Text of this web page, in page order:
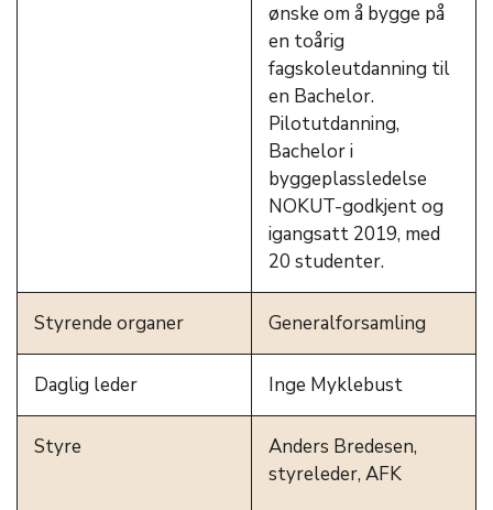
ønske om å bygge på
en toårig
fagskoleutdanning til
en Bachelor.
Pilotutdanning,
Bachelor i
byggeplassledelse
NOKUT-godkjent og
igangsatt 2019, med
20 studenter.
Styrende organer Generalforsamling
Daglig leder Inge Myklebust
Styre
Anders Bredesen,
styreleder, AFK